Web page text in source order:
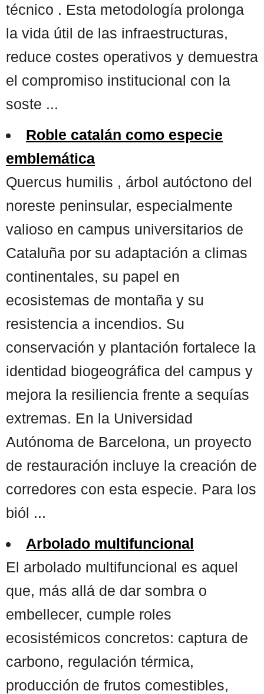
técnico . Esta metodología prolonga
la vida útil de las infraestructuras,
reduce costes operativos y demuestra
el compromiso institucional con la
soste ...
Roble catalán como especie
emblemática
Quercus humilis , árbol autóctono del
noreste peninsular, especialmente
valioso en campus universitarios de
Cataluña por su adaptación a climas
continentales, su papel en
ecosistemas de montaña y su
resistencia a incendios. Su
conservación y plantación fortalece la
identidad biogeográfica del campus y
mejora la resiliencia frente a sequías
extremas. En la Universidad
Autónoma de Barcelona, un proyecto
de restauración incluye la creación de
corredores con esta especie. Para los
biól ...
Arbolado multifuncional
El arbolado multifuncional es aquel
que, más allá de dar sombra o
embellecer, cumple roles
ecosistémicos concretos: captura de
carbono, regulación térmica,
producción de frutos comestibles,